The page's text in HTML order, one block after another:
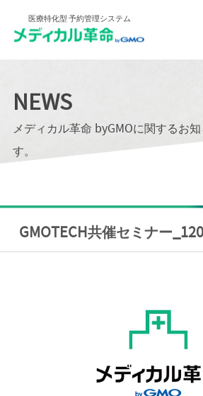
医療特化型 予約管理システム
NEWS
メディカル革命 byGMOに関するお
す。
GMOTECH共催セミナー